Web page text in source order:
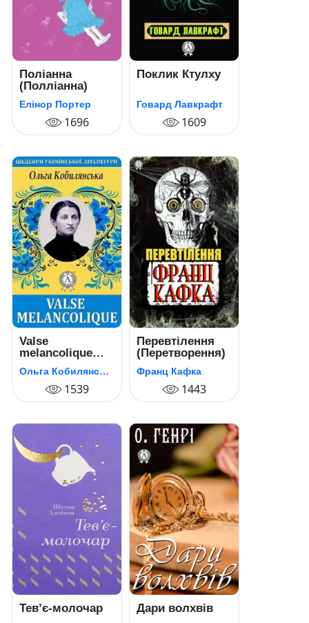
Поліанна
(Полліанна)
Елінор Портер
1696
Поклик Ктулху
Говард Лавкрафт
1609
Valse
melancolique
(Меланхолійний
вальс)
Ольга Кобилянська
1539
Перевтілення
(Перетворення)
Франц Кафка
1443
Тев’є-молочар Дари волхвів